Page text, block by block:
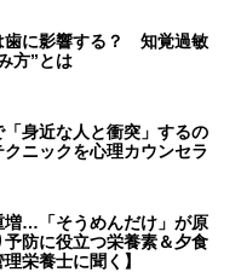
歯に影響する？ 知覚過敏
方”とは
身近な人と衝突」するの
ニックを心理カウンセラ
増…「そうめんだけ」が原
防に役立つ栄養素＆夕食
栄養士に聞く】